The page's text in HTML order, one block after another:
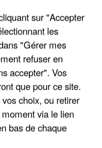
sur "Accepter
les
"Gérer mes
refuser en
accepter". Vos
que pour ce site.
choix, ou retirer
via le lien
bas de chaque